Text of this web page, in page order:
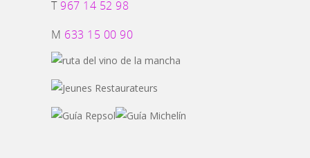
T 967 14 52 98
M 633 15 00 90